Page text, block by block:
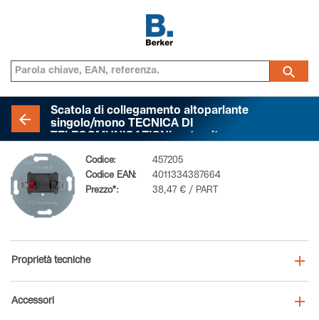
Scatola di collegamento altoparlante
singolo/mono TECNICA DI
Codice:
457205
Codice EAN:
4011334387664
Prezzo*:
38,47 € / PART
Proprietà tecniche
Accessori